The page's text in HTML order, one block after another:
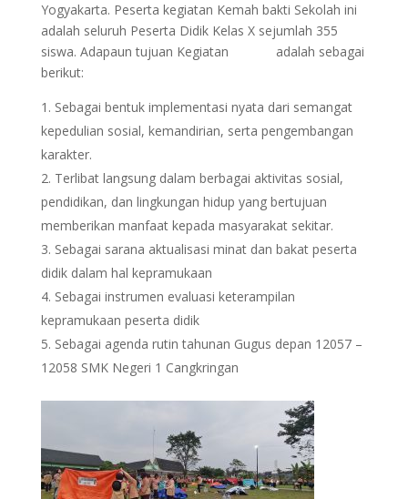
Yogyakarta. Peserta kegiatan Kemah bakti Sekolah ini
adalah seluruh Peserta Didik Kelas X sejumlah 355
siswa. Adapaun tujuan Kegiatan adalah sebagai
berikut:
Sebagai bentuk implementasi nyata dari semangat
kepedulian sosial, kemandirian, serta pengembangan
karakter.
Terlibat langsung dalam berbagai aktivitas sosial,
pendidikan, dan lingkungan hidup yang bertujuan
memberikan manfaat kepada masyarakat sekitar.
Sebagai sarana aktualisasi minat dan bakat peserta
didik dalam hal kepramukaan
Sebagai instrumen evaluasi keterampilan
kepramukaan peserta didik
Sebagai agenda rutin tahunan Gugus depan 12057 –
12058 SMK Negeri 1 Cangkringan